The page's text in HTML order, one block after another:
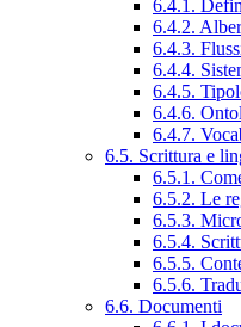
6.4.1.
6.4.2.
6.4.3.
6.4.4.
6.4.5.
6.4.6.
6.4.7.
6.5. Scrittura e
6.5.1.
6.5.2. Le
6.5.3.
6.5.4.
6.5.5.
6.5.6.
6.6. Documenti